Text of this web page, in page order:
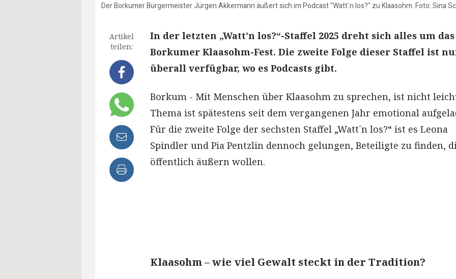
Der Borkumer Bürgermeister Jürgen Akkermann äußert sich im Podcast "Watt´n los?" zu Klaasohm. Foto: Sina
Artikel
teilen:
In der letzten „Watt’n los?“-Staffel 2025 dreht sich alles um das
Borkumer Klaasohm-Fest. Die zweite Folge dieser Staffel ist
überall verfügbar, wo es Podcasts gibt.
Borkum - Mit Menschen über Klaasohm zu sprechen, ist nicht
Thema ist spätestens seit dem vergangenen Jahr emotional
Für die zweite Folge der sechsten Staffel „Watt´n los?“ ist es Leona
Spindler und Pia Pentzlin dennoch gelungen, Beteiligte zu finden,
öffentlich äußern wollen.
Klaasohm – wie viel Gewalt steckt in der Tradition?